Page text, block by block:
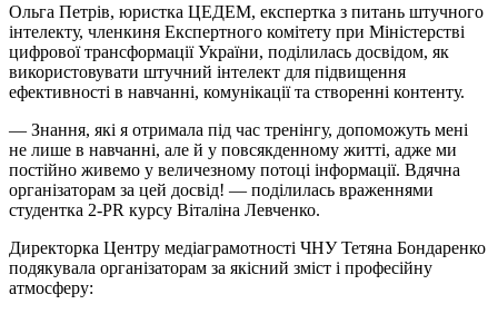
Ольга Петрів, юристка ЦЕДЕМ, експертка з питань штучного
інтелекту, членкиня Експертного комітету при Міністерстві
цифрової трансформації України, поділилась досвідом, як
використовувати штучний інтелект для підвищення
ефективності в навчанні, комунікації та створенні контенту.
— Знання, які я отримала під час тренінгу, допоможуть мені
не лише в навчанні, але й у повсякденному житті, адже ми
постійно живемо у величезному потоці інформації. Вдячна
організаторам за цей досвід! — поділилась враженнями
студентка 2-PR курсу Віталіна Левченко.
Директорка Центру медіаграмотності ЧНУ Тетяна Бондаренко
подякувала організаторам за якісний зміст і професійну
атмосферу: